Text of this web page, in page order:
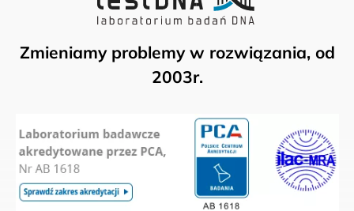
Zmieniamy problemy w rozwiązania, od
2003r.